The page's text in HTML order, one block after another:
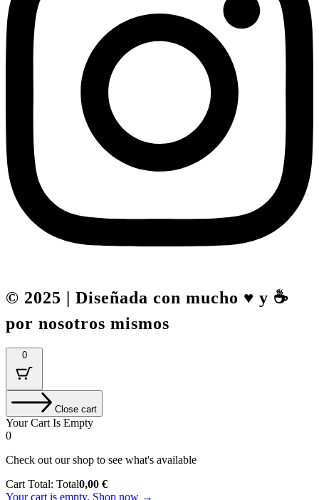
© 2025 | Diseñada con mucho ♥️ y ☕
por nosotros mismos
0
Close cart
Your Cart Is Empty
0
Check out our shop to see what's available
Cart Total: Total0,00 €
Your cart is empty. Shop now →